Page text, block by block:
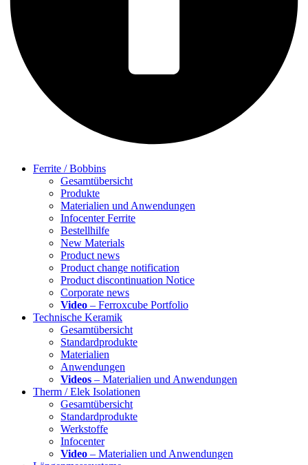
Ferrite / Bobbins
Gesamtübersicht
Produkte
Materialien und Anwendungen
Infocenter Ferrite
Bestellhilfe
New Materials
Product news
Product change notification
Product discontinuation Notice
Corporate news
Video – Ferroxcube Portfolio
Technische Keramik
Gesamtübersicht
Standardprodukte
Materialien
Anwendungen
Videos – Materialien und Anwendungen
Therm / Elek Isolationen
Gesamtübersicht
Standardprodukte
Werkstoffe
Infocenter
Video – Materialien und Anwendungen